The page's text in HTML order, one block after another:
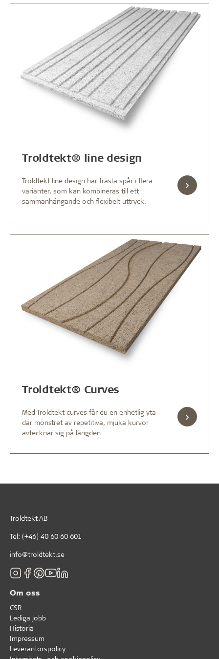
Troldtekt® line design
Troldtekt line design har frästa spår i flera
varianter, som kan kombineras till ett
sammanhängande och flexibelt uttryck.
Troldtekt® Curves
Med Troldtekt curves får du en enhetlig yta
där mönstret av repetitiva, mjuka kurvor
avtecknar sig på längden.
Troldtekt AB
Tel: (+46) 40 60 60 601
info@troldtekt.se
Om oss
CSR
Lediga jobb
Historia
Impressum
Leverantörspolicy